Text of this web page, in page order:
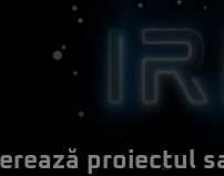
proiectul